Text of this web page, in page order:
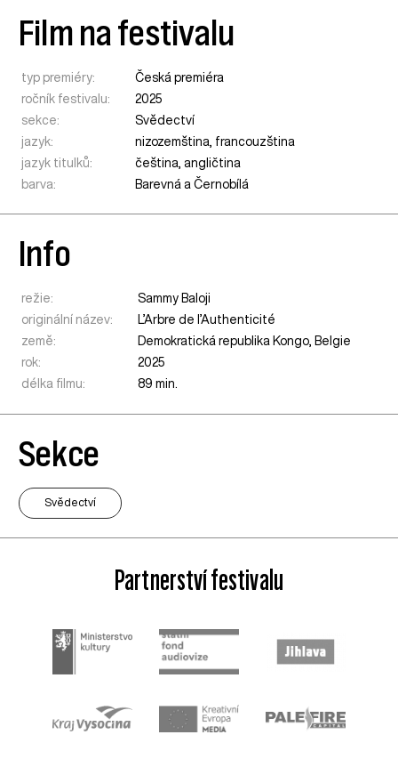
Film na festivalu
typ premiéry:
Česká premiéra
ročník festivalu:
2025
sekce:
Svědectví
jazyk:
nizozemština, francouzština
jazyk titulků:
čeština, angličtina
barva:
Barevná a Černobílá
Info
režie:
Sammy Baloji
originální název:
L’Arbre de l’Authenticité
země:
Demokratická republika Kongo, Belgie
rok:
2025
délka filmu:
89 min.
Sekce
Svědectví
Partnerství festivalu